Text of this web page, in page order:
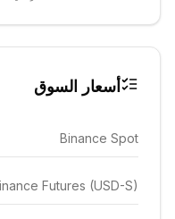
أسعار السوق
Binance Spot
Futures (USD-S)